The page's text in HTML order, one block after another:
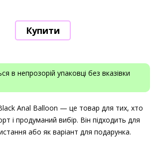
в непрозорій упаковці без вказівки
Anal Balloon — це товар для тих, хто
і продуманий вибір. Він підходить для
або як варіант для подарунка.